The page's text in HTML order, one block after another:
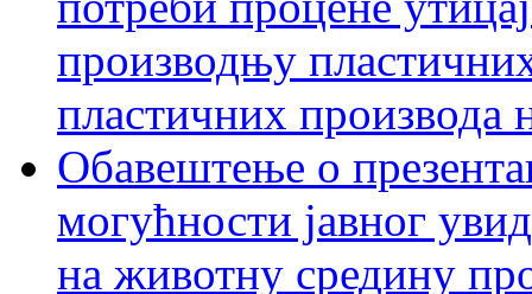
производњу
пластичних производа
Обавештење о
могућности јавног
на животну средину